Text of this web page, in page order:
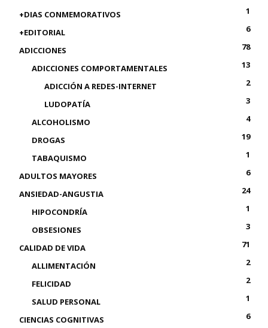
+DIAS CONMEMORATIVOS
1
+EDITORIAL
6
ADICCIONES
78
ADICCIONES COMPORTAMENTALES
13
ADICCIÓN A REDES-INTERNET
2
LUDOPATÍA
3
ALCOHOLISMO
4
DROGAS
19
TABAQUISMO
1
ADULTOS MAYORES
6
ANSIEDAD-ANGUSTIA
24
HIPOCONDRÍA
1
OBSESIONES
3
CALIDAD DE VIDA
71
ALLIMENTACIÓN
2
FELICIDAD
2
SALUD PERSONAL
1
CIENCIAS COGNITIVAS
6